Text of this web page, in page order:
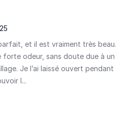
et il est vraiment très beau.
forte odeur, sans doute due à un
Je l’ai laissé ouvert pendant
l...